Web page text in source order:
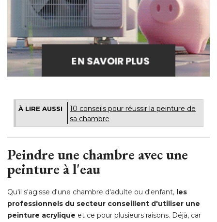
À LIRE AUSSI
10 conseils pour réussir la peinture de
sa chambre
Peindre une chambre avec une
peinture à l'eau
Qu'il s'agisse d'une chambre d'adulte ou d'enfant, les
professionnels du secteur conseillent d'utiliser une
peinture acrylique et ce pour plusieurs raisons. Déjà, car